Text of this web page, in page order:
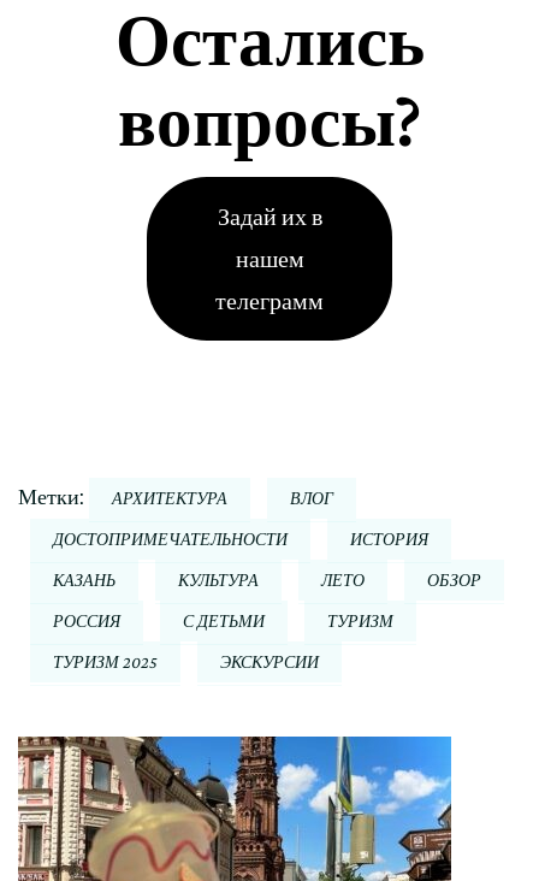
Остались
вопросы?
Задай их в
нашем
телеграмм
Метки: АРХИТЕКТУРА ВЛОГ
ДОСТОПРИМЕЧАТЕЛЬНОСТИ ИСТОРИЯ
КАЗАНЬ КУЛЬТУРА ЛЕТО ОБЗОР
РОССИЯ С ДЕТЬМИ ТУРИЗМ
ТУРИЗМ 2025 ЭКСКУРСИИ
Навигация
по
записи